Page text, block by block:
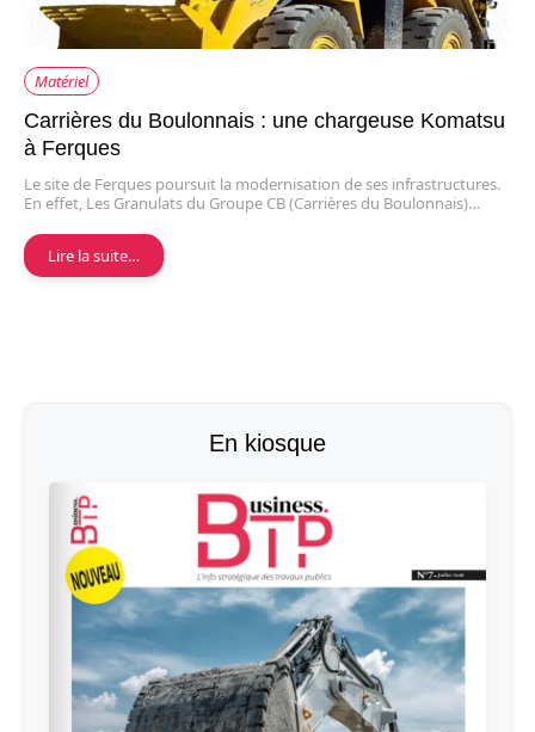
Matériel
Carrières du Boulonnais : une chargeuse Komatsu
à Ferques
Le site de Ferques poursuit la modernisation de ses infrastructures.
En effet, Les Granulats du Groupe CB (Carrières du Boulonnais)…
Lire la suite…
En kiosque